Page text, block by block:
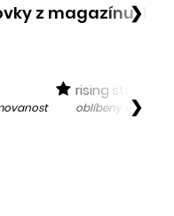
z magazínu❯
rising star
oblíbený v❯